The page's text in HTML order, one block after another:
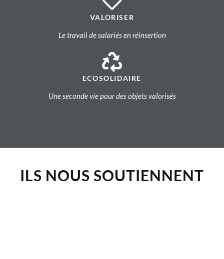
VALORISER
Le travail de salariés en réinsertion
ECOSOLIDAIRE
Une seconde vie pour des objets valorisés
ILS NOUS SOUTIENNENT